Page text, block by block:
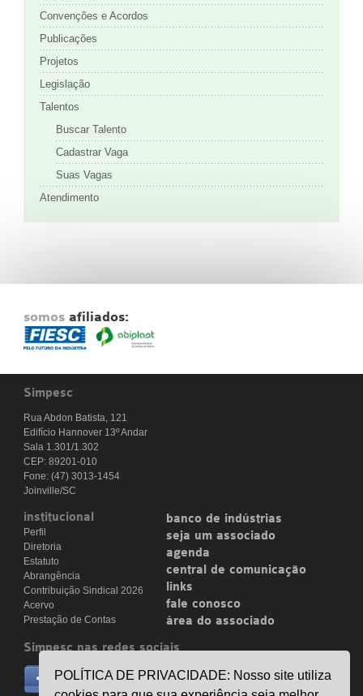
Convenções e Acordos
Publicações
Projetos
Legislação
Talentos
Buscar Talento
Cadastrar Vaga
Suas Vagas
Atendimento
somos afiliados:
Simpesc
Rua Abdon Batista, 121
Edifício Hannover 13º Andar
Sala 1.301/1.302
CEP: 89201-010
Fone: (47) 3013-1454
Joinville/SC
institucional
Perfil
Diretoria
Estatuto
Abrangência
Contribuição Sindical 2026
Acervo
Prestação de Contas
banco de indústrias
seja um associado
agenda
central de comunicação
links
fale conosco
área do associado
Simpesc nas redes sociais
no facebook
/simpesc
POLÍTICA DE PRIVACIDADE: Nosso site utiliza